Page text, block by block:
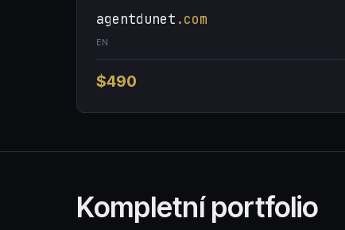
agentdunet .com
EN
$490
Kompletní portfolio